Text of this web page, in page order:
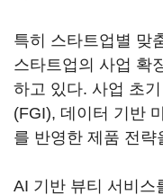
특히 스타트업별 맞
스타트업의 사업 확
하고 있다. 사업 초
(FGI), 데이터 기반
를 반영한 제품 전
AI 기반 뷰티 서비스